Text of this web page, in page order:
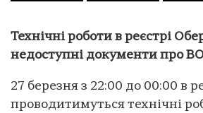
Технічні роботи в реєстрі
недоступні документи про
27 березня з 22:00 до 00:00 в
проводитимуться технічні